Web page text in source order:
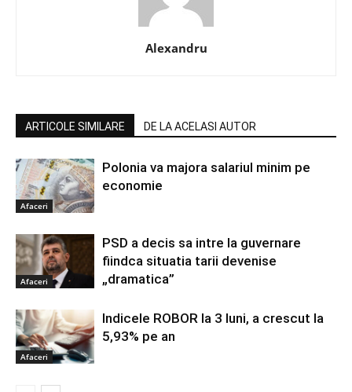
Alexandru
ARTICOLE SIMILARE DE LA ACELASI AUTOR
Afaceri
Polonia va majora salariul minim pe
economie
Afaceri
PSD a decis sa intre la guvernare
fiindca situatia tarii devenise
„dramatica”
Afaceri
Indicele ROBOR la 3 luni, a crescut la
5,93% pe an